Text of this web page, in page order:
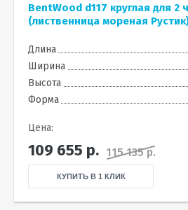
BentWood d117 круглая для 2
(лиственница мореная
Длина
Ширина
Высота
Форма
Цена:
109 655 р. 115 135 р.
КУПИТЬ В 1 КЛИК